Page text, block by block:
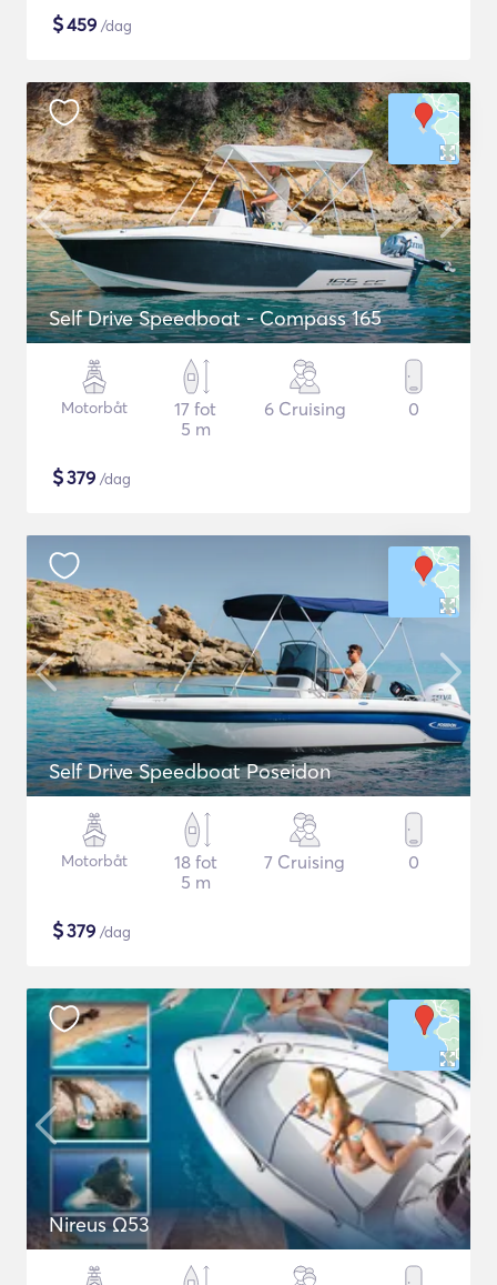
$459 /dag
Self Drive Speedboat - Compass 165
Motorbåt
17 fot
5 m
6 Cruising 0
$379 /dag
Self Drive Speedboat Poseidon
Motorbåt
18 fot
5 m
7 Cruising 0
$379 /dag
Nireus Ω53